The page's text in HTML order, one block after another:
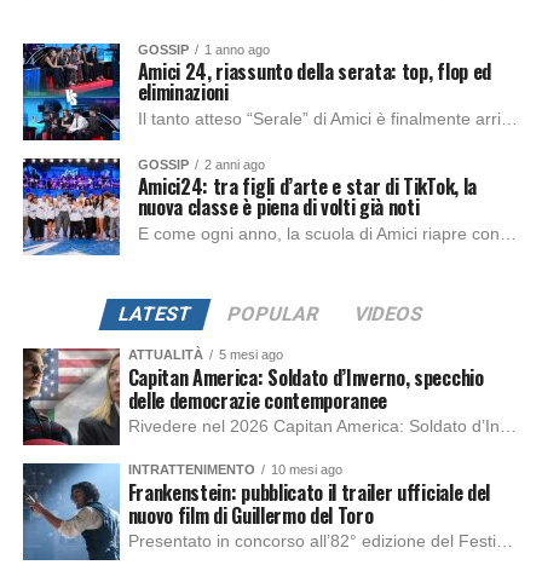
GOSSIP 1 anno ago
Amici 24, riassunto della serata: top, flop ed
eliminazioni
Il tanto atteso “Serale” di Amici è finalmente arrivato. Gli allievi della scuola più conosciuta d’Italia hanno fatto dei progressi durante i mesi scorsi sino ad...
GOSSIP 2 anni ago
Amici24: tra figli d’arte e star di TikTok, la
nuova classe è piena di volti già noti
E come ogni anno, la scuola di Amici riapre con tanto entusiasmo e innumerevoli talenti pronti a dimostrare il proprio potenziale nel mondo del canto o...
LATEST POPULAR VIDEOS
ATTUALITÀ 5 mesi ago
Capitan America: Soldato d’Inverno, specchio
delle democrazie contemporanee
Rivedere nel 2026 Capitan America: Soldato d’Inverno, fa notare elementi delle democrazie moderne attuali che presentano un impatto diretto con il pubblico e il richiamo della forza di volontà e il pensiero critico del singolo. Captain America: Soldato d’Inverno (Captain America: The Winter Soldier nella versione originale) è il secondo film del supereroe della Marvel […]
INTRATTENIMENTO 10 mesi ago
Frankenstein: pubblicato il trailer ufficiale del
nuovo film di Guillermo del Toro
Presentato in concorso all’82° edizione del Festival del Cinema di Venezia, con l’impeccabile interpretazione di Oscar Isaac, Jacob Elordi, Mia Goth e Christoph Waltz, è stato pubblicato il trailer finale della nuova trasposizione cinematografica di Frankenstein firmata dal regista Guillermo del Toro. Sarà disponibile in anteprima nei cinema selezionati dal 22 ottobre e sulla piattaforma […]